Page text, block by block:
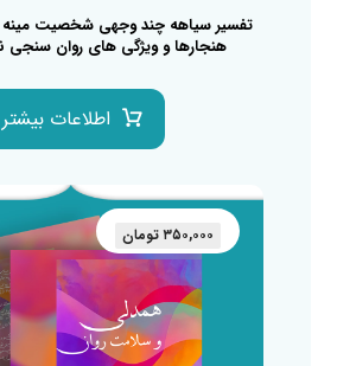
هنجارها و ویژگی های روان سنجی
اطلاعات بیشتر
۳۵۰,۰۰۰ تومان